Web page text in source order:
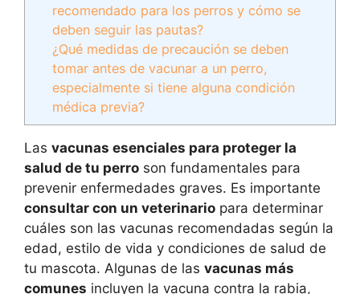
recomendado para los perros y cómo se
deben seguir las pautas?
¿Qué medidas de precaución se deben
tomar antes de vacunar a un perro,
especialmente si tiene alguna condición
médica previa?
Las vacunas esenciales para proteger la
salud de tu perro son fundamentales para
prevenir enfermedades graves. Es importante
consultar con un veterinario para determinar
cuáles son las vacunas recomendadas según la
edad, estilo de vida y condiciones de salud de
tu mascota. Algunas de las vacunas más
comunes incluyen la vacuna contra la rabia,